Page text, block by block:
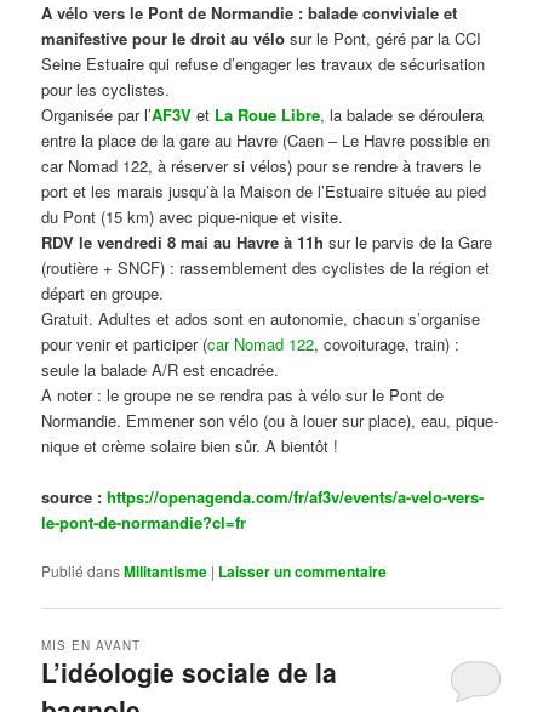
A vélo vers le Pont de Normandie : balade conviviale et
manifestive pour le droit au vélo sur le Pont, géré par la CCI
Seine Estuaire qui refuse d’engager les travaux de sécurisation
pour les cyclistes.
Organisée par l’AF3V et La Roue Libre, la balade se déroulera
entre la place de la gare au Havre (Caen – Le Havre possible en
car Nomad 122, à réserver si vélos) pour se rendre à travers le
port et les marais jusqu’à la Maison de l’Estuaire située au pied
du Pont (15 km) avec pique-nique et visite.
RDV le vendredi 8 mai au Havre à 11h sur le parvis de la Gare
(routière + SNCF) : rassemblement des cyclistes de la région et
départ en groupe.
Gratuit. Adultes et ados sont en autonomie, chacun s’organise
pour venir et participer (car Nomad 122, covoiturage, train) :
seule la balade A/R est encadrée.
A noter : le groupe ne se rendra pas à vélo sur le Pont de
Normandie. Emmener son vélo (ou à louer sur place), eau, pique-
nique et crème solaire bien sûr. A bientôt !
source :https://openagenda.com/fr/af3v/events/a-velo-vers-
le-pont-de-normandie?cl=fr
Publié dansMilitantisme | Laisser un commentaire
L’idéologie sociale de la
MIS EN AVANT